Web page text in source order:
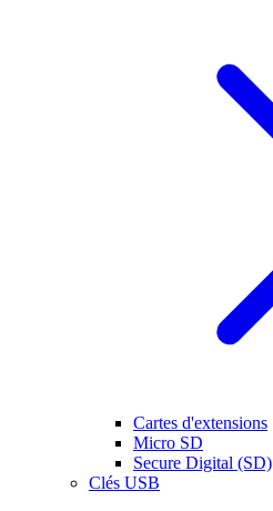
Cartes d'extensions
Micro SD
Secure Digital (SD)
Clés USB